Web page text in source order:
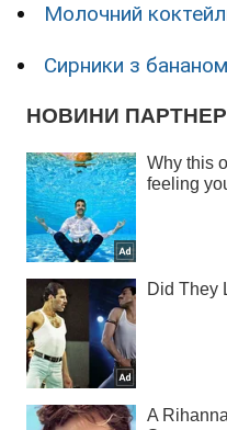
Молочний
Сирники з